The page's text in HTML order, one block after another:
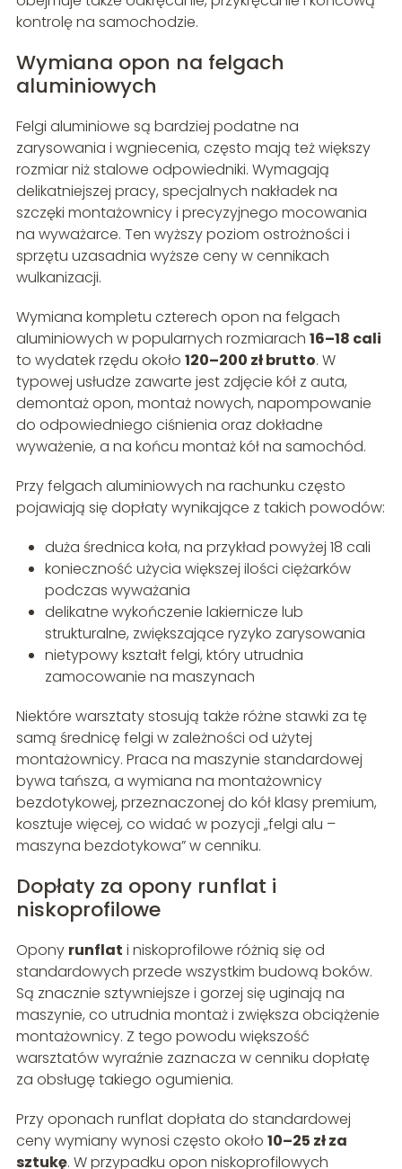
kontrolę na samochodzie.
Wymiana opon na felgach
aluminiowych
Felgi aluminiowe są bardziej podatne na
zarysowania i wgniecenia, często mają też większy
rozmiar niż stalowe odpowiedniki. Wymagają
delikatniejszej pracy, specjalnych nakładek na
szczęki montażownicy i precyzyjnego mocowania
na wyważarce. Ten wyższy poziom ostrożności i
sprzętu uzasadnia wyższe ceny w cennikach
wulkanizacji.
Wymiana kompletu czterech opon na felgach
aluminiowych w popularnych rozmiarach 16–18 cali
to wydatek rzędu około 120–200 zł brutto. W
typowej usłudze zawarte jest zdjęcie kół z auta,
demontaż opon, montaż nowych, napompowanie
do odpowiedniego ciśnienia oraz dokładne
wyważenie, a na końcu montaż kół na samochód.
Przy felgach aluminiowych na rachunku często
pojawiają się dopłaty wynikające z takich powodów:
duża średnica koła, na przykład powyżej 18 cali
konieczność użycia większej ilości ciężarków
podczas wyważania
delikatne wykończenie lakiernicze lub
strukturalne, zwiększające ryzyko zarysowania
nietypowy kształt felgi, który utrudnia
zamocowanie na maszynach
Niektóre warsztaty stosują także różne stawki za tę
samą średnicę felgi w zależności od użytej
montażownicy. Praca na maszynie standardowej
bywa tańsza, a wymiana na montażownicy
bezdotykowej, przeznaczonej do kół klasy premium,
kosztuje więcej, co widać w pozycji „felgi alu –
maszyna bezdotykowa” w cenniku.
Dopłaty za opony runflat i
niskoprofilowe
Opony runflat i niskoprofilowe różnią się od
standardowych przede wszystkim budową boków.
Są znacznie sztywniejsze i gorzej się uginają na
maszynie, co utrudnia montaż i zwiększa obciążenie
montażownicy. Z tego powodu większość
warsztatów wyraźnie zaznacza w cenniku dopłatę
za obsługę takiego ogumienia.
Przy oponach runflat dopłata do standardowej
ceny wymiany wynosi często około 10–25 zł za
sztukę. W przypadku opon niskoprofilowych